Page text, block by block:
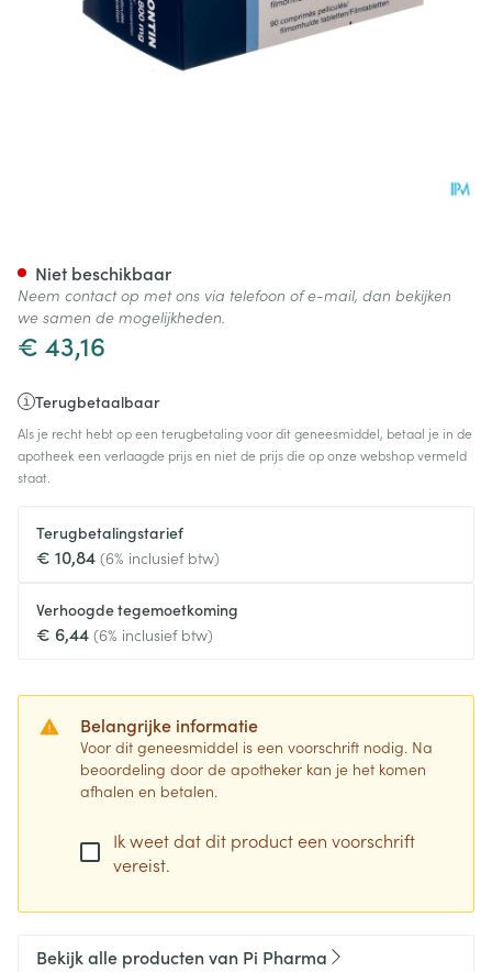
€ 43,16
Terugbetaalbaar
Als je recht hebt op een terugbetaling voor dit geneesmiddel, betaal je in de
apotheek een verlaagde prijs en niet de prijs die op onze webshop vermeld
staat.
Terugbetalingstarief
€ 10,84 (6% inclusief btw)
Verhoogde tegemoetkoming
€ 6,44 (6% inclusief btw)
Belangrijke informatie
Voor dit geneesmiddel is een voorschrift nodig. Na
beoordeling door de apotheker kan je het komen
afhalen en betalen.
Ik weet dat dit product een voorschrift
vereist.
Niet beschikbaar
Neem contact op met ons via telefoon of e-mail, dan bekijken
we samen de mogelijkheden.
Bekijk alle producten van Pi Pharma